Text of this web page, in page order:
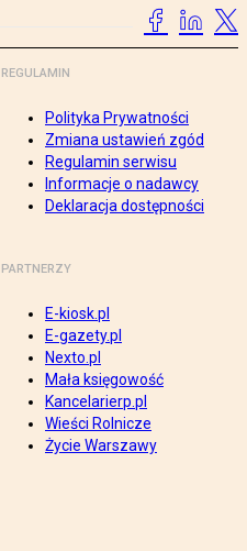
REGULAMIN
Polityka Prywatności
Zmiana ustawień zgód
Regulamin serwisu
Informacje o nadawcy
Deklaracja dostępności
PARTNERZY
E-kiosk.pl
E-gazety.pl
Nexto.pl
Mała księgowość
Kancelarierp.pl
Wieści Rolnicze
Życie Warszawy